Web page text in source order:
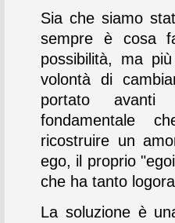
Sia che siamo
sempre è cosa
possibilità, ma
volontà di
portato avanti
fondamentale
ricostruire un
ego, il proprio
che ha tanto
La soluzione è